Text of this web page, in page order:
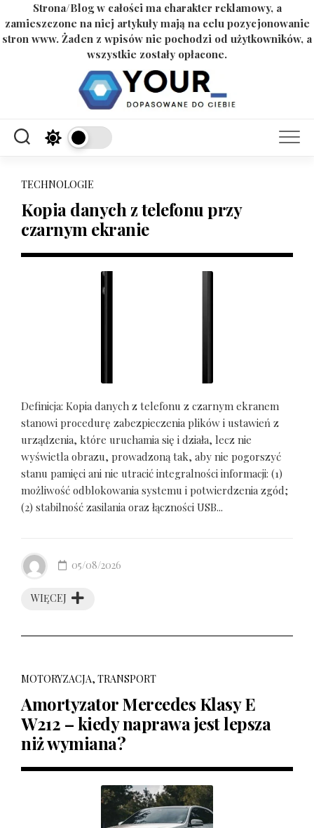
Strona/Blog w całości ma charakter reklamowy, a
zamieszczone na niej artykuły mają na celu pozycjonowanie
stron www. Żaden z wpisów nie pochodzi od użytkowników, a
wszystkie zostały opłacone.
TECHNOLOGIE
Kopia danych z telefonu przy
czarnym ekranie
Definicja: Kopia danych z telefonu z czarnym ekranem
stanowi procedurę zabezpieczenia plików i ustawień z
urządzenia, które uruchamia się i działa, lecz nie
wyświetla obrazu, prowadzoną tak, aby nie pogorszyć
stanu pamięci ani nie utracić integralności informacji: (1)
możliwość odblokowania systemu i potwierdzenia zgód;
(2) stabilność zasilania oraz łączności USB...
WIĘCEJ
05/08/2026
MOTORYZACJA, TRANSPORT
Amortyzator Mercedes Klasy E
W212 – kiedy naprawa jest lepsza
niż wymiana?